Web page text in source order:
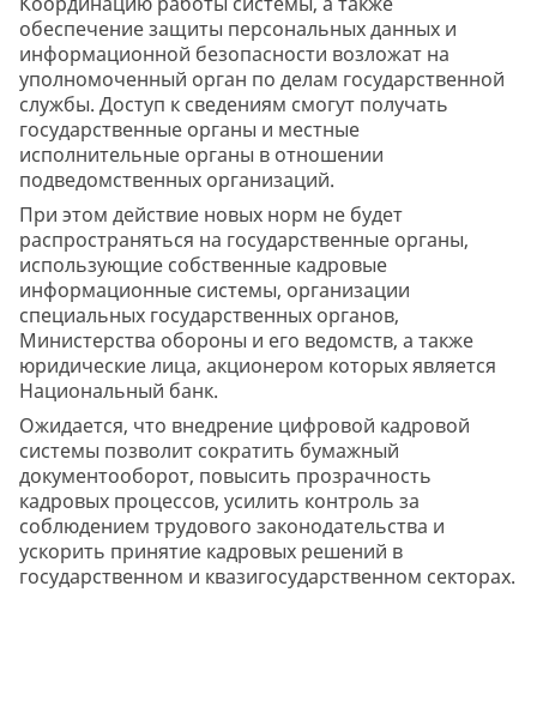
обеспечение защиты персональных данных и
информационной безопасности возложат на
уполномоченный орган по делам государственной
службы. Доступ к сведениям смогут получать
государственные органы и местные
исполнительные органы в отношении
подведомственных организаций.
При этом действие новых норм не будет
распространяться на государственные органы,
использующие собственные кадровые
информационные системы, организации
специальных государственных органов,
Министерства обороны и его ведомств, а также
юридические лица, акционером которых является
Национальный банк.
Ожидается, что внедрение цифровой кадровой
системы позволит сократить бумажный
документооборот, повысить прозрачность
кадровых процессов, усилить контроль за
соблюдением трудового законодательства и
ускорить принятие кадровых решений в
государственном и квазигосударственном секторах.